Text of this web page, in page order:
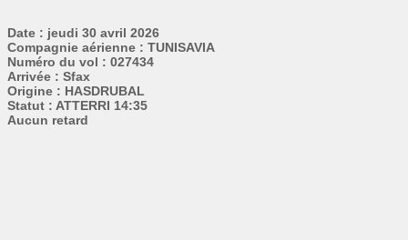
Date : jeudi 30 avril 2026
Compagnie aérienne : TUNISAVIA
Numéro du vol : 027434
Arrivée : Sfax
Origine : HASDRUBAL
Statut : ATTERRI 14:35
Aucun retard